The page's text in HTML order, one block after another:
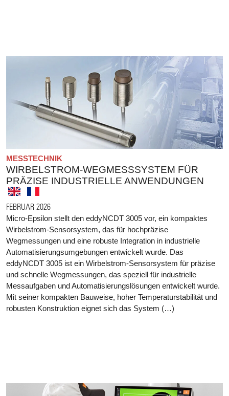
MESSTECHNIK
WIRBELSTROM-WEGMESSSYSTEM FÜR
PRÄZISE INDUSTRIELLE ANWENDUNGEN
FEBRUAR 2026
Micro-Epsilon stellt den eddyNCDT 3005 vor, ein kompaktes
Wirbelstrom-Sensorsystem, das für hochpräzise
Wegmessungen und eine robuste Integration in industrielle
Automatisierungsumgebungen entwickelt wurde. Das
eddyNCDT 3005 ist ein Wirbelstrom-Sensorsystem für präzise
und schnelle Wegmessungen, das speziell für industrielle
Messaufgaben und Automatisierungslösungen entwickelt wurde.
Mit seiner kompakten Bauweise, hoher Temperaturstabilität und
robusten Konstruktion eignet sich das System (…)